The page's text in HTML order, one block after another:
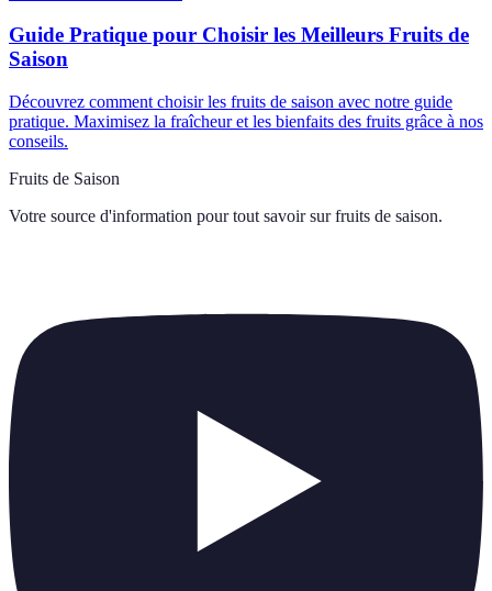
Guide Pratique pour Choisir les Meilleurs Fruits de
Saison
Découvrez comment choisir les fruits de saison avec notre guide
pratique. Maximisez la fraîcheur et les bienfaits des fruits grâce à nos
conseils.
Fruits de Saison
Votre source d'information pour tout savoir sur fruits de saison.